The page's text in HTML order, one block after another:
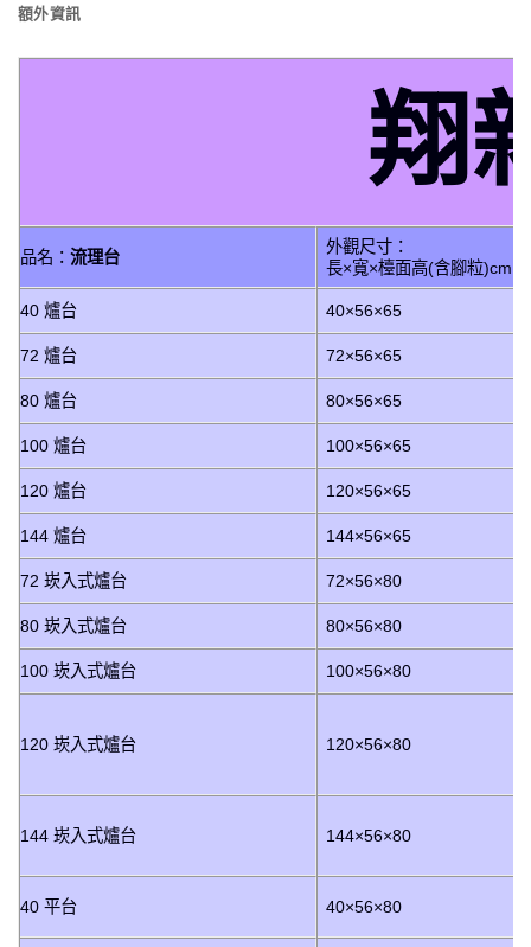
額外資訊
翔
品名： 流理台
外觀尺寸：
長×寬×檯面高(含腳粒)cm
40 爐台 40×56×65
72 爐台 72×56×65
80 爐台 80×56×65
100 爐台 100×56×65
120 爐台 120×56×65
144 爐台 144×56×65
72 崁入式爐台 72×56×80
80 崁入式爐台 80×56×80
100 崁入式爐台 100×56×80
120 崁入式爐台 120×56×80
144 崁入式爐台 144×56×80
40 平台 40×56×80